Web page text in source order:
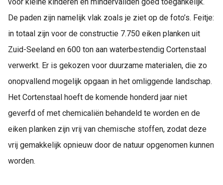
De paden zijn namelijk vlak zoals je ziet op de foto’s. Feitje:
in totaal zijn voor de constructie 7.750 eiken planken uit
Zuid-Seeland en 600 ton aan waterbestendig Cortenstaal
verwerkt. Er is gekozen voor duurzame materialen, die zo
onopvallend mogelijk opgaan in het omliggende landschap.
Het Cortenstaal hoeft de komende honderd jaar niet
geverfd of met chemicaliën behandeld te worden en de
eiken planken zijn vrij van chemische stoffen, zodat deze
vrij gemakkelijk opnieuw door de natuur opgenomen kunnen
worden.